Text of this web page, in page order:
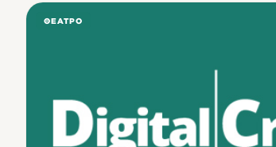
ΘΈΑΤΡΟ